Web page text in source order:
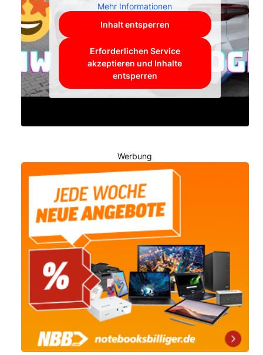
Mehr Informationen
Inhalt entsperren
Erforderlichen Service
akzeptieren und Inhalte
entsperren
Werbung